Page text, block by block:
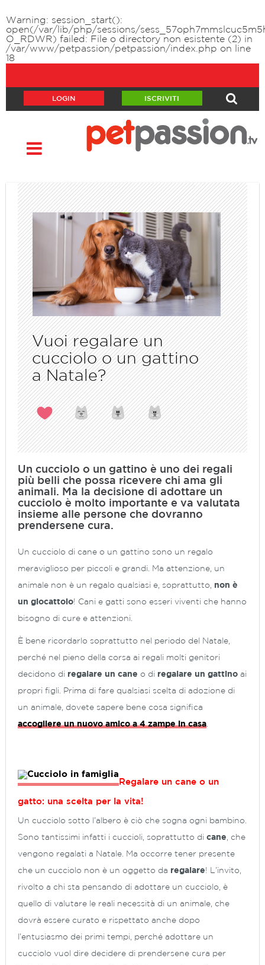
Warning : session_start():
open(/var/lib/php/sessions/
O_RDWR) failed: File o directory non esistente (2) in
/var/www/petpassion/petpassion/index.php on line
18
LOGIN ISCRIVITI
Vuoi regalare un
cucciolo o un gattino
a Natale?
Un cucciolo o un gattino è uno dei regali
più belli che possa ricevere chi ama gli
animali. Ma la decisione di adottare un
cucciolo è molto importante e va valutata
insieme alle persone che dovranno
prendersene cura.
Un cucciolo di cane o un gattino sono un regalo
meraviglioso per piccoli e grandi. Ma attenzione, un
animale non è un regalo qualsiasi e, soprattutto, non è
un giocattolo! Cani e gatti sono esseri viventi che hanno
bisogno di cure e attenzioni.
È bene ricordarlo soprattutto nel periodo del Natale,
perché nel pieno della corsa ai regali molti genitori
decidono di regalare un cane o di regalare un gattino ai
propri figli. Prima di fare qualsiasi scelta di adozione di
un animale, dovete sapere bene cosa significa
accogliere un nuovo amico a 4 zampe in casa
Regalare un cane o un
gatto: una scelta per la vita!
Un cucciolo sotto l’albero è ciò che sogna ogni bambino.
Sono tantissimi infatti i cuccioli, soprattutto di cane , che
vengono regalati a Natale. Ma occorre tener presente
che un cucciolo non è un oggetto da regalare! L’invito,
rivolto a chi sta pensando di adottare un cucciolo, è
quello di valutare le reali necessità di un animale, che
dovrà essere curato e rispettato anche dopo
l’entusiasmo dei primi tempi, perché adottare un
cucciolo vuol dire decidere di prendersene cura per